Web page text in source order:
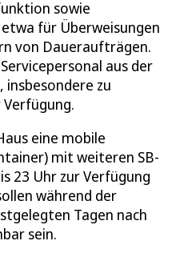
sowie
für Überweisungen
von Daueraufträgen.
aus der
insbesondere zu
eine mobile
mit weiteren SB-
23 Uhr zur Verfügung
während der
Tagen nach
sein.